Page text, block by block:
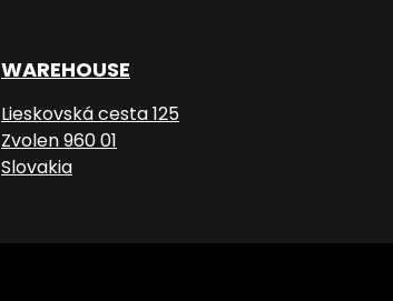
WAREHOUSE
Lieskovská cesta 125
Zvolen 960 01
Slovakia